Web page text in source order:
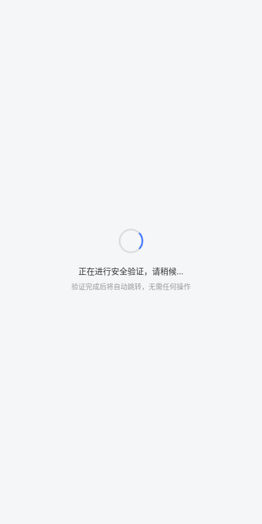
正在进行安全验证，请稍候…
验证完成后将自动跳转，无需任何操作